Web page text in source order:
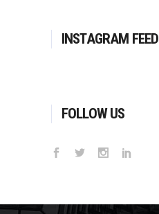
INSTAGRAM FEED
FOLLOW US